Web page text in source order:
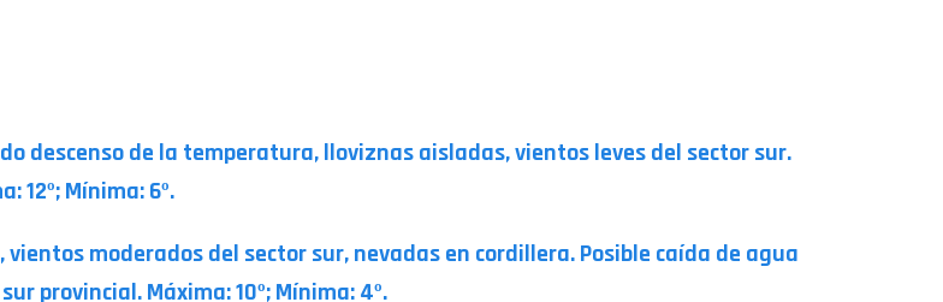
descenso de la temperatura, lloviznas aisladas, vientos leves del sector sur.
12º; Mínima: 6º.
moderados del sector sur, nevadas en cordillera. Posible caída de agua
provincial. Máxima: 10º; Mínima: 4º.